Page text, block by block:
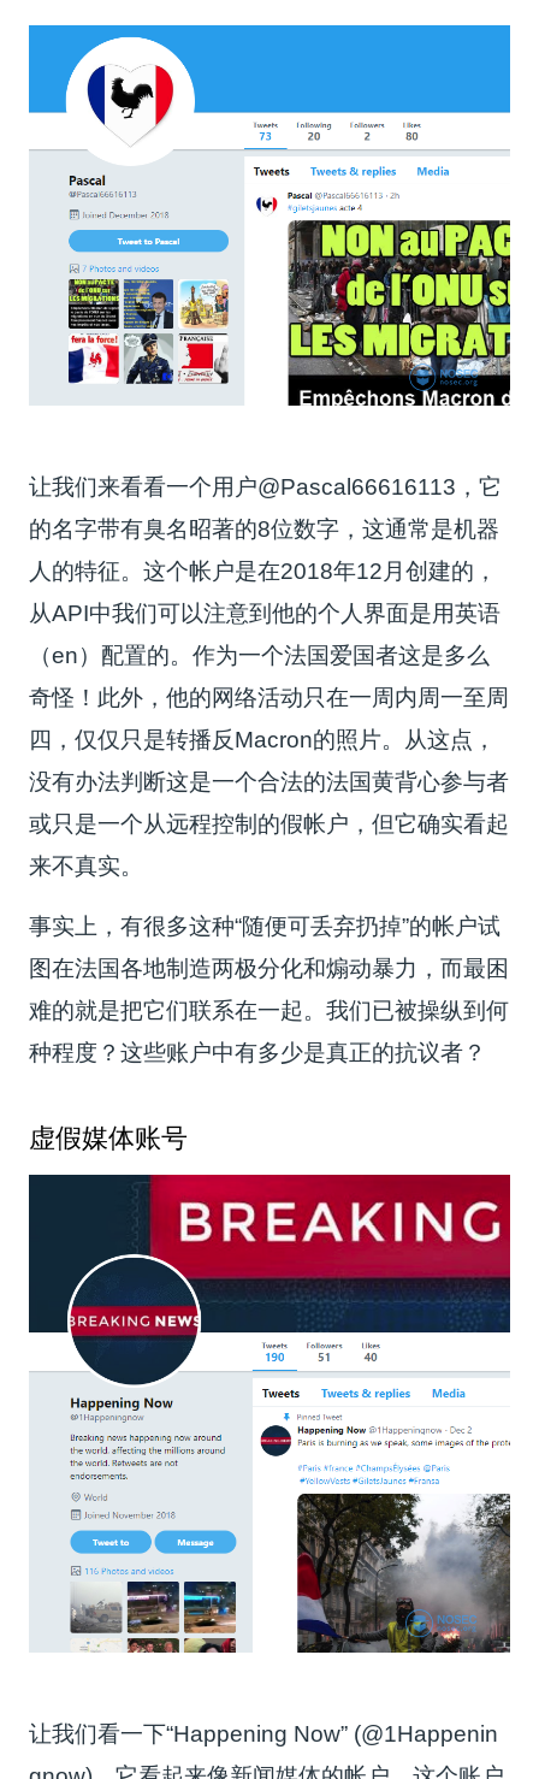
让我们来看看一个用户@Pascal66616113，它
的名字带有臭名昭著的8位数字，这通常是机器
人的特征。这个帐户是在2018年12月创建的，
从API中我们可以注意到他的个人界面是用英语
（en）配置的。作为一个法国爱国者这是多么
奇怪！此外，他的网络活动只在一周内周一至周
四，仅仅只是转播反Macron的照片。从这点，
没有办法判断这是一个合法的法国黄背心参与者
或只是一个从远程控制的假帐户，但它确实看起
来不真实。
事实上，有很多这种“随便可丢弃扔掉”的帐户试
图在法国各地制造两极分化和煽动暴力，而最困
难的就是把它们联系在一起。我们已被操纵到何
种程度？这些账户中有多少是真正的抗议者？
虚假媒体账号
让我们看一下“Happening Now” (@1Happenin